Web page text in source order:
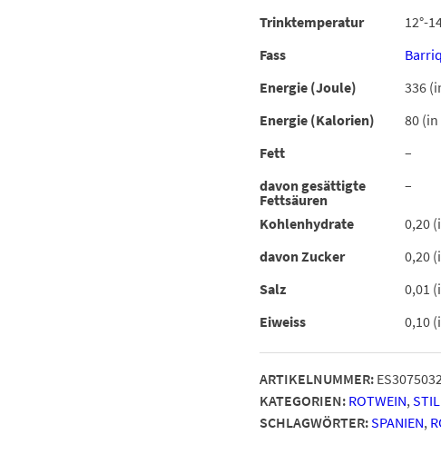
Trinktemperatur
12°-
Fass
Energie (Joule)
336
Energie (Kalorien)
80
Fett
–
davon gesättigte
Fettsäuren
–
Kohlenhydrate
0,20
davon Zucker
0,20
Salz
0,01
Eiweiss
0,10
ARTIKELNUMMER:
KATEGORIEN: ROTWEIN,
SCHLAGWÖRTER:SPANIEN,